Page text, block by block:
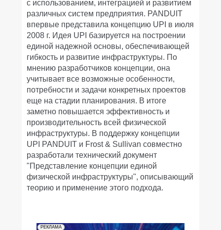
с использованием, интеграцией и развитием
различных систем предприятия. PANDUIT
впервые представила концепцию UPI в июля
2008 г. Идея UPI базируется на построении
единой надежной основы, обеспечивающей
гибкость и развитие инфраструктуры. По
мнению разработчиков концепции, она
учитывает все возможные особенности,
потребности и задачи конкретных проектов
еще на стадии планирования. В итоге
заметно повышается эффективность и
производительность всей физической
инфраструктуры. В поддержку концепции
UPI PANDUIT и Frost & Sullivan совместно
разработали технический документ
"Представление концепции единой
физической инфраструктуры", описывающий
теорию и применение этого подхода.
РЕКЛАМА